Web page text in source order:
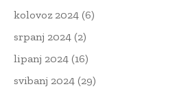
kolovoz 2024 (6)
srpanj 2024 (2)
lipanj 2024 (16)
svibanj 2024 (29)